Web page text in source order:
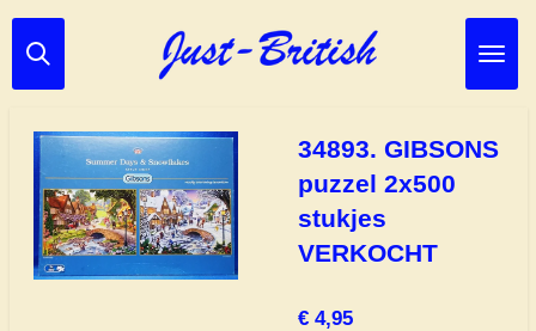
Ga
direct
hoofdinhoud
34893. GIBSONS
puzzel 2x500
stukjes
VERKOCHT
€ 4,95